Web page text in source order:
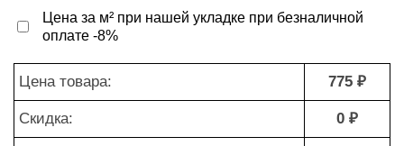
Цена за м² при нашей укладке при безналичной
оплате -8%
Цена товара: 775 ₽
Скидка: 0 ₽